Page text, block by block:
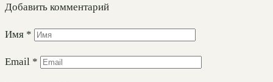
Добавить комментарий
Имя *
Email *